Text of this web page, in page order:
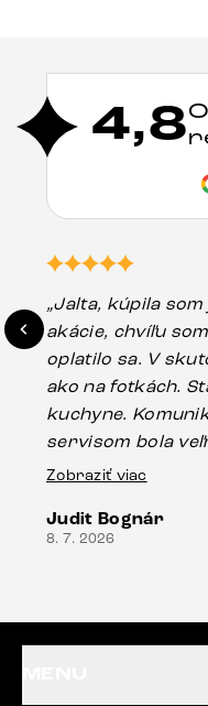
4,8
„Jalta, kúpila
akácie, chvíľu
oplatilo sa. V
ako na fotkách.
kuchyne.
servisom bola
stola bolo malé
Vincze pri
veľmi korektne.
Zobraziť viac
Judit Bognár
8. 7. 2026